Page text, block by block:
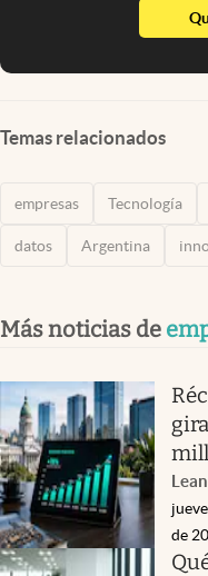
Temas relacionados
empresas Tecnología
datos Argentina
Más noticias de
de